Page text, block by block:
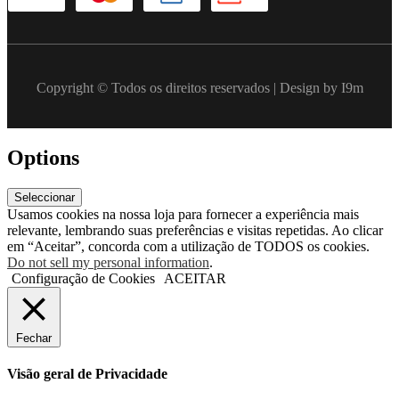
Copyright © Todos os direitos reservados | Design by I9m
Options
Seleccionar
Usamos cookies na nossa loja para fornecer a experiência mais
relevante, lembrando suas preferências e visitas repetidas. Ao clicar
em “Aceitar”, concorda com a utilização de TODOS os cookies.
Do not sell my personal information.
Configuração de Cookies
ACEITAR
Fechar
Visão geral de Privacidade